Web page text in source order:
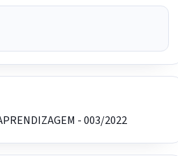
- 003/2022